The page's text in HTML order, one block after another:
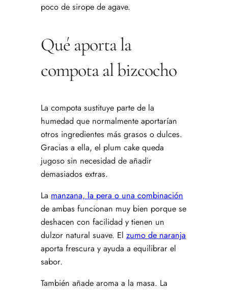
poco de sirope de agave.
Qué aporta la
compota al bizcocho
La compota sustituye parte de la
humedad que normalmente aportarían
otros ingredientes más grasos o dulces.
Gracias a ella, el plum cake queda
jugoso sin necesidad de añadir
demasiados extras.
La manzana, la pera o una combinación
de ambas funcionan muy bien porque se
deshacen con facilidad y tienen un
dulzor natural suave. El zumo de naranja
aporta frescura y ayuda a equilibrar el
sabor.
También añade aroma a la masa. La